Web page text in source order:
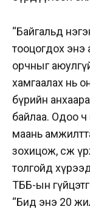
“Байгальд
тооцогдох энэ
орчныг аюулгүй
хамгаалах нь
бүрийн
байлаа. Одоо ч
маань
зохицож, өсөж
толгойд
ТББ-ын
“Бид энэ 20